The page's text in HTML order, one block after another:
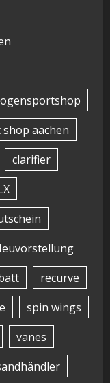
aachen
clarifier
recurve
spin wings
vanes